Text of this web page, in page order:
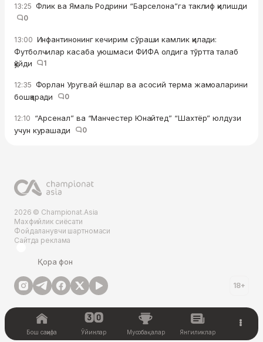
13:25 Флик ва Ямаль Родрини “Барселона”га таклиф қилишди
0
13:00 Инфантинонинг кечирим сўраши камлик қилади:
Футболчилар касаба уюшмаси ФИФА олдига тўртта талаб
қўйди
1
12:35 Форлан Уругвай ёшлар ва асосий терма жамоаларини
бошқаради
0
12:10 “Арсенал” ва “Манчестер Юнайтед” “Шахтёр” юлдузи
учун курашади
0
2026 © Championat.Asia
Махфийлик сиёсати
Фойдаланувчи шартномаси
Сайтда реклама
Қора фон
18+
Бош саҳифа Ўйинлар Мусобақалар Янгиликлар